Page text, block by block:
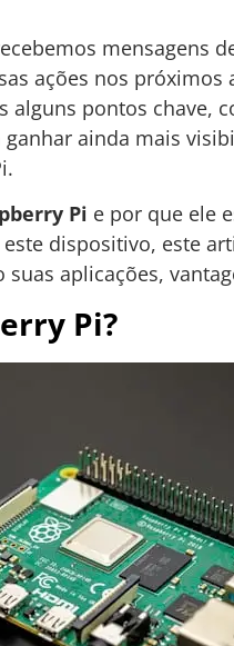
mensagens
ações nos próximos
alguns pontos chave,
ainda mais
Pi e por que ele
dispositivo, este
aplicações,
Pi?